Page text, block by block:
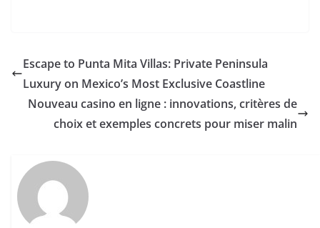
Escape to Punta Mita Villas: Private Peninsula
Luxury on Mexico’s Most Exclusive Coastline
Nouveau casino en ligne : innovations, critères de
choix et exemples concrets pour miser malin